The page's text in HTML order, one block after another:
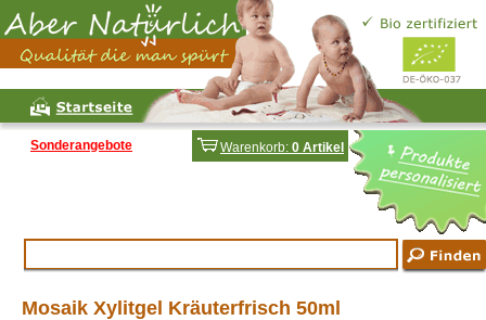
Warenkorb: 0 Artikel
Sonderangebote
Mosaik Xylitgel Kräuterfrisch 50ml